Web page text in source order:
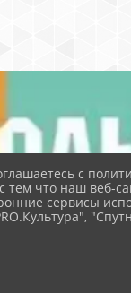
с
тем что наш веб-
сервисы